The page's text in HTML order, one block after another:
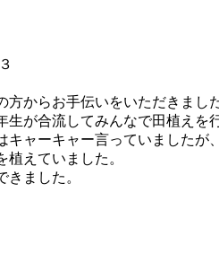
からお手伝いをいただきました
が合流してみんなで田植えを
ャーキャー言っていましたが
えていました。
ました。